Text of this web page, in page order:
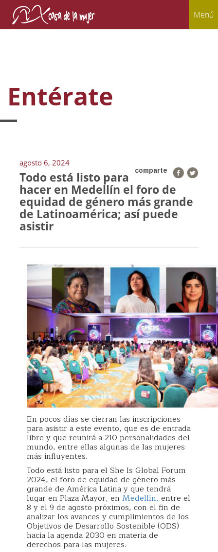
Menú
Entérate
agosto 6, 2024
comparte
Todo está listo para
hacer en Medellín el foro de
equidad de género más grande
de Latinoamérica; así puede
asistir
En pocos días se cierran las inscripciones
para asistir a este evento, que es de entrada
libre y que reunirá a 210 personalidades del
mundo, entre ellas algunas de las mujeres
más influyentes.
Todo está listo para el She Is Global Forum
2024, el foro de equidad de género más
grande de América Latina y que tendrá
lugar en Plaza Mayor, en Medellín, entre el
8 y el 9 de agosto próximos, con el fin de
analizar los avances y cumplimientos de los
Objetivos de Desarrollo Sostenible (ODS)
hacia la agenda 2030 en materia de
derechos para las mujeres.